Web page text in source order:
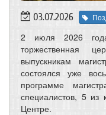
03.07.2026
2 июля 2026
торжественная
выпускникам
состоялся уже
программе
специалистов, 5 из
Центре.